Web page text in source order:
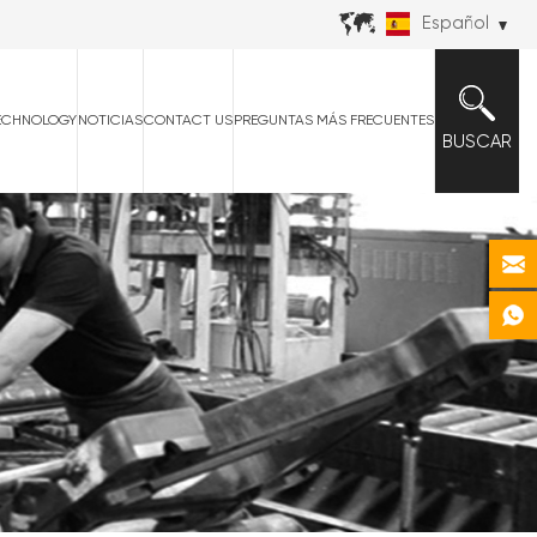
Español
BUSCAR
NOTICIASCONTACT US PREGUNTAS MÁS FRECUENTES